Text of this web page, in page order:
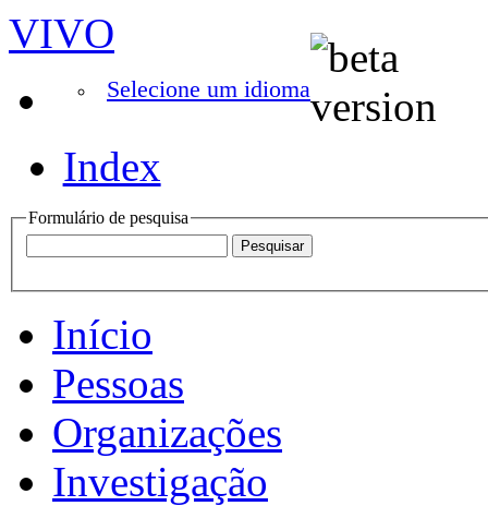
VIVO
Selecione um idioma
Index
Formulário de pesquisa
Início
Pessoas
Organizações
Investigação